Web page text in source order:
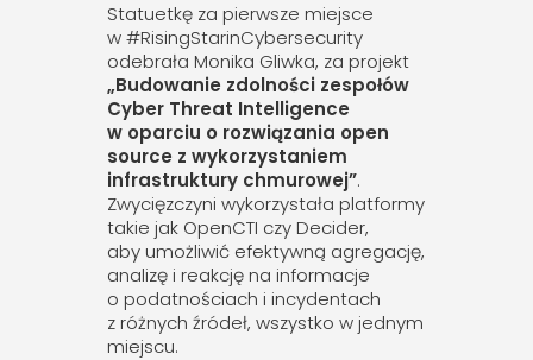
Statuetkę za pierwsze miejsce
w #RisingStarinCybersecurity
odebrała Monika Gliwka, za projekt
„Budowanie zdolności zespołów
Cyber Threat Intelligence
w oparciu o rozwiązania open
source z wykorzystaniem
infrastruktury chmurowej”.
Zwycięzczyni wykorzystała platformy
takie jak OpenCTI czy Decider,
aby umożliwić efektywną agregację,
analizę i reakcję na informacje
o podatnościach i incydentach
z różnych źródeł, wszystko w jednym
miejscu.